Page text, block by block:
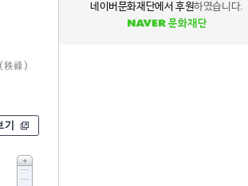
秩祿)
네이버문화재단에서 후원하였습니다.